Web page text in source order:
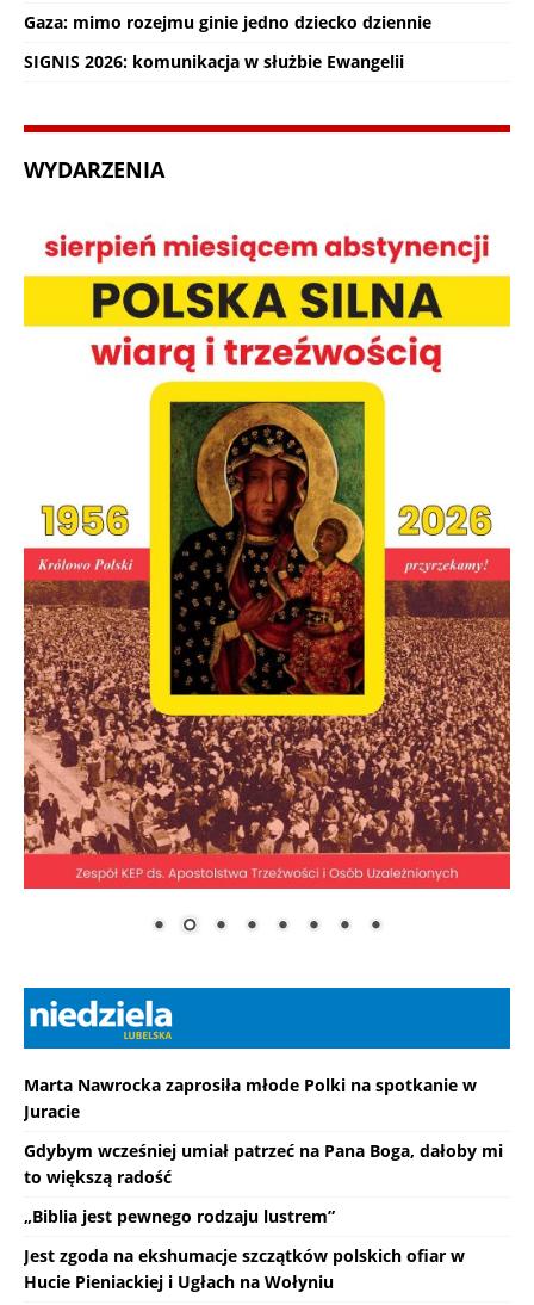
Gaza: mimo rozejmu ginie jedno dziecko dziennie
SIGNIS 2026: komunikacja w służbie Ewangelii
WYDARZENIA
Marta Nawrocka zaprosiła młode Polki na spotkanie w
Juracie
Gdybym wcześniej umiał patrzeć na Pana Boga, dałoby mi
to większą radość
„Biblia jest pewnego rodzaju lustrem”
Jest zgoda na ekshumacje szczątków polskich ofiar w
Hucie Pieniackiej i Ugłach na Wołyniu